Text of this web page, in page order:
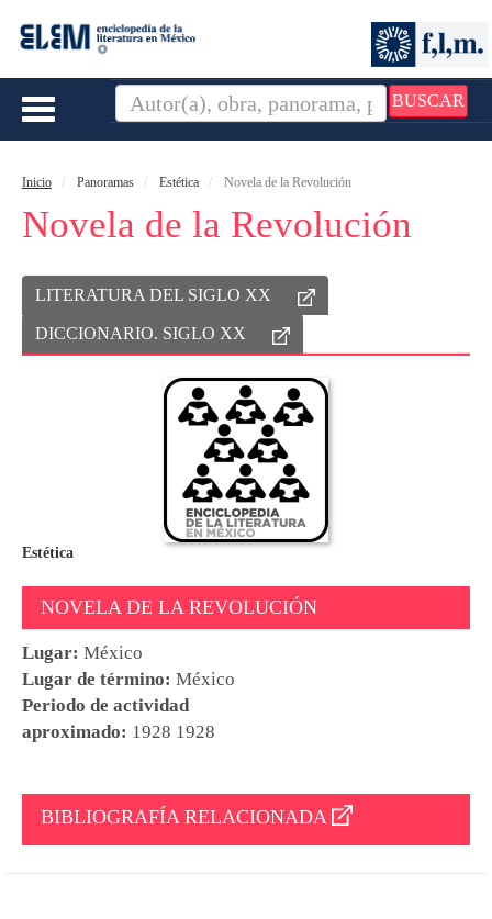
BUSCAR
Toggle
Inicio Panoramas Estética Novela de la Revolución
Novela de la Revolución
LITERATURA DEL SIGLO XX
DICCIONARIO. SIGLO XX
Estética
NOVELA DE LA REVOLUCIÓN
Lugar: México
Lugar de término: México
Periodo de actividad
aproximado: 1928 1928
BIBLIOGRAFÍA RELACIONADA